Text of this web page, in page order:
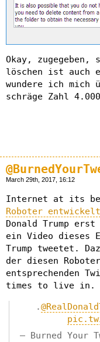
Okay,
löschen ist auch
wundere ich mich
schräge Zahl
March 29th, 2017, 16:12
Internet at its
Roboter entwickelt
Donald Trump
ein Video dieses
Trump tweetet.
der diesen
entsprechenden
times to live in.
.
— Burned Your